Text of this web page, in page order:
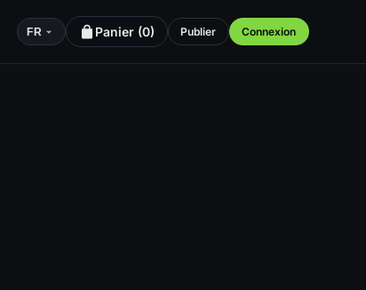
FR Panier (0) Publier Connexion